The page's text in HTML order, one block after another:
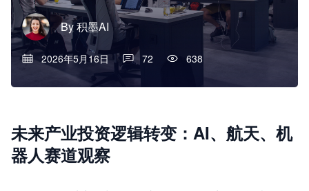
By积墨AI
2026年5月16日 72 638
未来产业投资逻辑转变：AI、航天、机
器人赛道观察